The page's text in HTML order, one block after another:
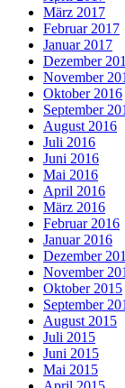
März 2017
Februar 2017
Januar 2017
Dezember
November
Oktober 2016
September
August 2016
Juli 2016
Juni 2016
Mai 2016
April 2016
März 2016
Februar 2016
Januar 2016
Dezember
November
Oktober 2015
September
August 2015
Juli 2015
Juni 2015
Mai 2015